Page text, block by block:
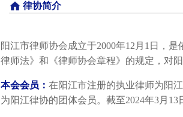
律协简介
阳江市律师协会成立于2000年12月1日，
律师法》和《律师协会章程》的规定，对
本会会员： 在阳江市注册的执业律师为阳
为阳江律协的团体会员。截至2024年3月13